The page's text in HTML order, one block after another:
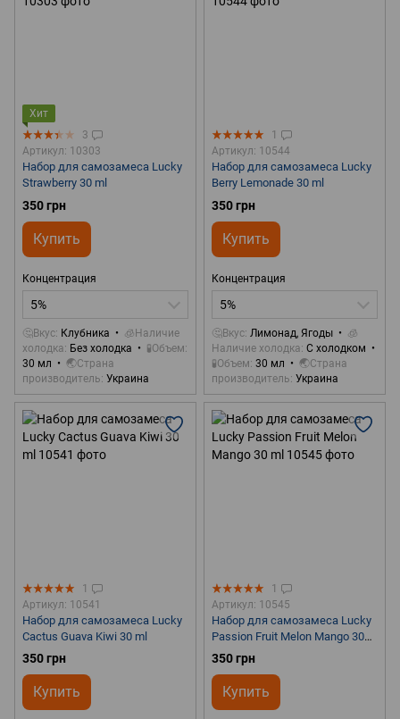
Хит
3
Артикул: 10303
Набор для самозамеса Lucky
Strawberry 30 ml
350 грн
Купить
Концентрация
5%
🤔Вкус Клубника
🧊Наличие
холодка Без холодка
🧪Объем
30 мл
🌏Страна
производитель Украина
1
Артикул: 10544
Набор для самозамеса Lucky
Berry Lemonade 30 ml
350 грн
Купить
Концентрация
5%
🤔Вкус Лимонад, Ягоды
🧊
Наличие холодка С холодком
🧪Объем 30 мл
🌏Страна
производитель Украина
1
Артикул: 10541
Набор для самозамеса Lucky
Cactus Guava Kiwi 30 ml
350 грн
Купить
1
Артикул: 10545
Набор для самозамеса Lucky
Passion Fruit Melon Mango 30
ml
350 грн
Купить